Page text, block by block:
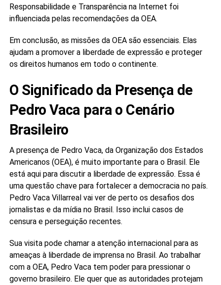
Responsabilidade e Transparência na Internet foi
influenciada pelas recomendações da OEA.
Em conclusão, as missões da OEA são essenciais. Elas
ajudam a promover a liberdade de expressão e proteger
os direitos humanos em todo o continente.
O Significado da Presença de
Pedro Vaca para o Cenário
Brasileiro
A presença de Pedro Vaca, da Organização dos Estados
Americanos (OEA), é muito importante para o Brasil. Ele
está aqui para discutir a liberdade de expressão. Essa é
uma questão chave para fortalecer a democracia no país.
Pedro Vaca Villarreal vai ver de perto os desafios dos
jornalistas e da mídia no Brasil. Isso inclui casos de
censura e perseguição recentes.
Sua visita pode chamar a atenção internacional para as
ameaças à liberdade de imprensa no Brasil. Ao trabalhar
com a OEA, Pedro Vaca tem poder para pressionar o
governo brasileiro. Ele quer que as autoridades protejam